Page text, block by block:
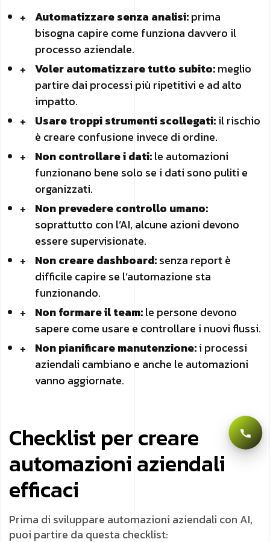
Automatizzare senza analisi:prima
bisogna capire come funziona davvero il
processo aziendale.
Voler automatizzare tutto subito:meglio
partire dai processi più ripetitivi e ad alto
impatto.
Usare troppi strumenti scollegati:il rischio
è creare confusione invece di ordine.
Non controllare i dati:le automazioni
funzionano bene solo se i dati sono puliti e
organizzati.
Non prevedere controllo umano:
soprattutto con l’AI, alcune azioni devono
essere supervisionate.
Non creare dashboard:senza report è
difficile capire se l’automazione sta
funzionando.
Non formare il team:le persone devono
sapere come usare e controllare i nuovi flussi.
Non pianificare manutenzione:i processi
aziendali cambiano e anche le automazioni
vanno aggiornate.
Checklist per creare
automazioni aziendali
efficaci
Prima di sviluppare automazioni aziendali con AI,
puoi partire da questa checklist: